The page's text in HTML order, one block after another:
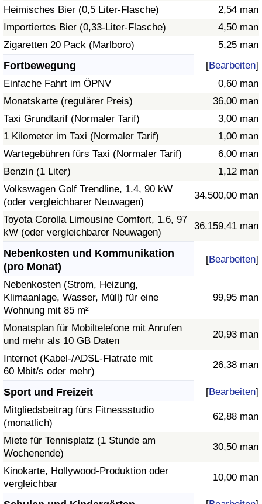
Heimisches Bier (0,5 Liter-Flasche)
2,54 man
Importiertes Bier (0,33-Liter-Flasche)
4,50 man
Zigaretten 20 Pack (Marlboro)
5,25 man
Fortbewegung [Bearbeiten]
Einfache Fahrt im ÖPNV
0,60 man
Monatskarte (regulärer Preis)
36,00 man
Taxi Grundtarif (Normaler Tarif)
3,00 man
1 Kilometer im Taxi (Normaler Tarif)
1,00 man
Wartegebühren fürs Taxi (Normaler Tarif)
6,00 man
Benzin (1 Liter)
1,12 man
Volkswagen Golf Trendline, 1.4, 90 kW
(oder vergleichbarer Neuwagen)
34.500,00 man
Toyota Corolla Limousine Comfort, 1.6, 97
kW (oder vergleichbarer Neuwagen)
36.159,41 man
Nebenkosten und Kommunikation
(pro Monat)
[Bearbeiten]
Nebenkosten (Strom, Heizung,
Klimaanlage, Wasser, Müll) für eine
Wohnung mit 85 m²
99,95 man
Monatsplan für Mobiltelefone mit Anrufen
und mehr als 10 GB Daten
20,93 man
Internet (Kabel-/ADSL-Flatrate mit
60 Mbit/s oder mehr)
26,38 man
Sport und Freizeit [Bearbeiten]
Mitgliedsbeitrag fürs Fitnessstudio
(monatlich)
62,88 man
Miete für Tennisplatz (1 Stunde am
Wochenende)
30,50 man
Kinokarte, Hollywood-Produktion oder
vergleichbar
10,00 man
Verkehrs-Index nach Land